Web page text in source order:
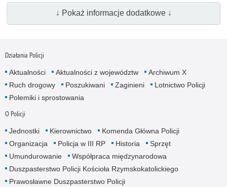
↓ Pokaż informacje dodatkowe ↓
Działania Policji
Aktualności Aktualności z województw
Archiwum X
Ruch drogowy
Poszukiwani Zaginieni
Lotnictwo Policji
Polemiki i sprostowania
O Policji
Jednostki Kierownictwo
Komenda Główna Policji
Organizacja
Policja w III RP Historia
Sprzęt
Umundurowanie
Współpraca międzynarodowa
Duszpasterstwo Policji Kościoła Rzymskokatolickiego
Prawosławne Duszpasterstwo Policji